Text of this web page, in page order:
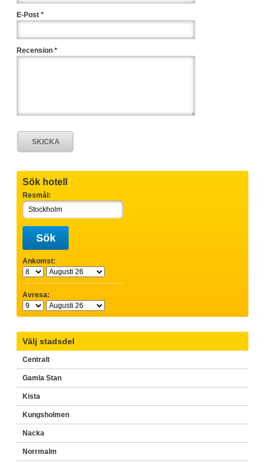
E-Post *
Recension *
Sök hotell
Resmål:
Sök
Ankomst:
Avresa:
Välj stadsdel
Centralt
Gamla Stan
Kista
Kungsholmen
Nacka
Norrmalm